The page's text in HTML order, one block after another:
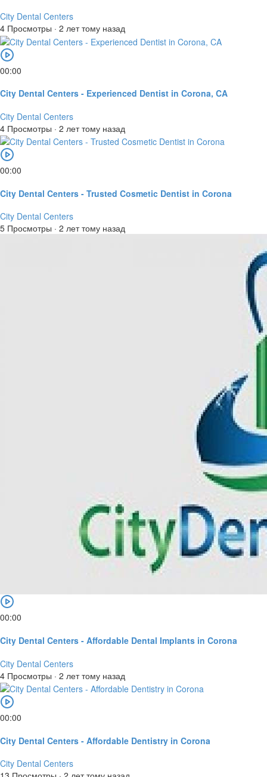
City Dental Centers
4 Просмотры · 2 лет тому назад
00:00
City Dental Centers - Experienced Dentist in Corona, CA
City Dental Centers
4 Просмотры · 2 лет тому назад
00:00
City Dental Centers - Trusted Cosmetic Dentist in Corona
City Dental Centers
5 Просмотры · 2 лет тому назад
00:00
City Dental Centers - Affordable Dental Implants in Corona
City Dental Centers
4 Просмотры · 2 лет тому назад
00:00
City Dental Centers - Affordable Dentistry in Corona
City Dental Centers